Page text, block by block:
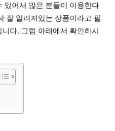
있어서 많은 분들이 이용한다
잘 알려져있는 상품이라고 필
다. 그럼 아래에서 확인하시